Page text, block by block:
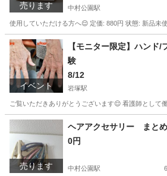
売ります 中村公園駅
使用していただける方へ😌 定価: 880円 状態: 新品未
愛知 名古屋市 中村公園駅 その他
イベント
【モニター限定】ハンド
験
8/12
岩塚駅
ご覧いただきありがとうございます😌 看護師とし
愛知 名古屋市 岩塚駅 地域/お祭り
売ります
ヘアアクセサリー まとめ
0円
中村公園駅